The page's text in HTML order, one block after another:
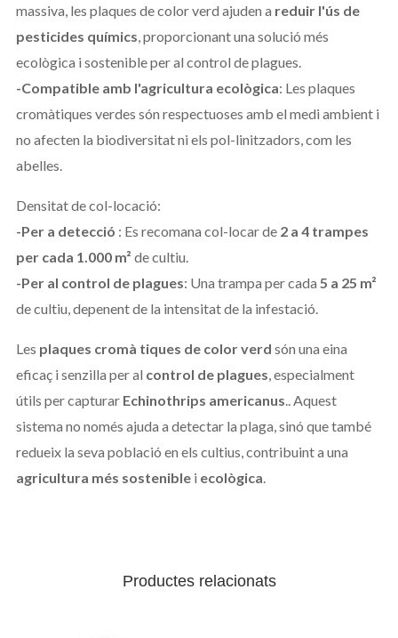
massiva, les plaques de color verd ajuden a reduir l'ús de
pesticides químics , proporcionant una solució més
ecològica i sostenible per al control de plagues.
-Compatible amb l'agricultura ecològica: Les plaques
cromàtiques verdes són respectuoses amb el medi ambient i
no afecten la biodiversitat ni els pol-linitzadors, com les
abelles.
Densitat de col-locació:
-Per a detecció : Es recomana col-locar de 2 a 4 trampes
per cada 1.000 m² de cultiu.
-Per al control de plagues: Una trampa per cada 5 a 25 m²
de cultiu, depenent de la intensitat de la infestació.
Les plaques cromà tiques de color verd són una eina
eficaç i senzilla per al control de plagues , especialment
útils per capturar Echinothrips americanus .. Aquest
sistema no només ajuda a detectar la plaga, sinó que també
redueix la seva població en els cultius, contribuint a una
agricultura més sostenible i ecològica
Productes relacionats